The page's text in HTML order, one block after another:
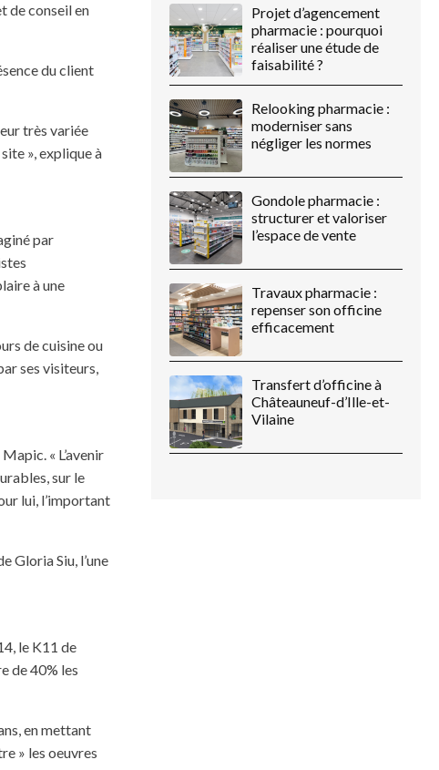
de conseil en
du client
très variée
», explique à
par
à une
de cuisine ou
ses visiteurs,
« L’avenir
sur le
lui, l’important
Gloria Siu, l’une
le K11 de
de 40% les
en mettant
» les oeuvres
Projet d’agencement
pharmacie : pourquoi
réaliser une étude de
faisabilité ?
Relooking pharmacie :
moderniser sans
négliger les normes
Gondole pharmacie :
structurer et valoriser
l’espace de vente
Travaux pharmacie :
repenser son officine
efficacement
Transfert d’officine à
Châteauneuf-d’Ille-et-
Vilaine